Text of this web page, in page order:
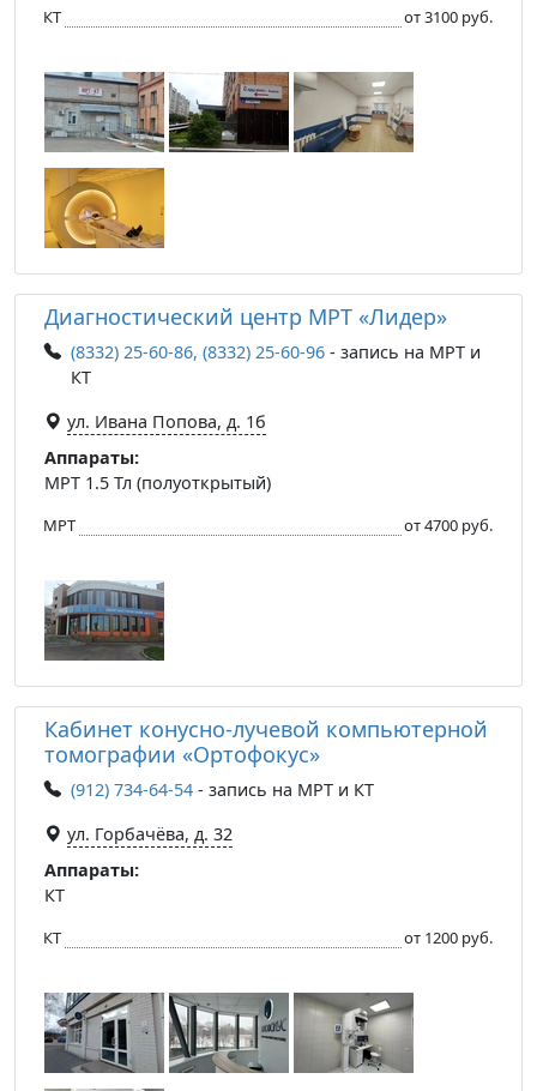
КТ
от 3100 руб.
Диагностический центр МРТ «Лидер»
(8332) 25-60-86, (8332) 25-60-96 - запись на МРТ и
КТ
ул. Ивана Попова, д. 1б
Аппараты:
МРТ 1.5 Тл (полуоткрытый)
МРТ от 4700 руб.
Кабинет конусно-лучевой компьютерной
томографии «Ортофокус»
(912) 734-64-54 - запись на МРТ и КТ
ул. Горбачёва, д. 32
Аппараты:
КТ
КТ от 1200 руб.